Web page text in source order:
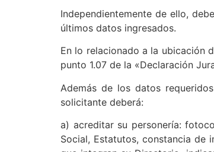
Independientemente de ello,
últimos datos ingresados.
En lo relacionado a la ubicación
punto 1.07 de la «Declaración
Además de los datos
solicitante deberá:
a) acreditar su personería:
Social, Estatutos, constancia de